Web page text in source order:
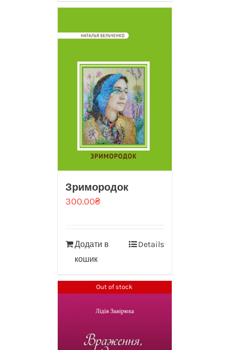
Зримородок
300.00₴
Додати в
кошик
Details
Out of stock